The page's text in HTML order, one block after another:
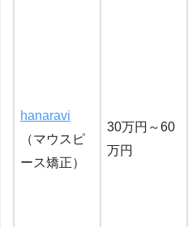
hanaravi
（マウスピ
ース矯正）
30万円～60
万円